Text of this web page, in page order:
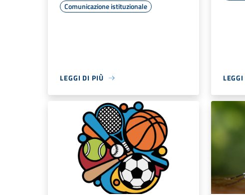
Comunicazione istituzionale
LEGGI DI PIÙ